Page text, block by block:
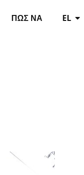
EL
ΠΏΣ ΝΑ